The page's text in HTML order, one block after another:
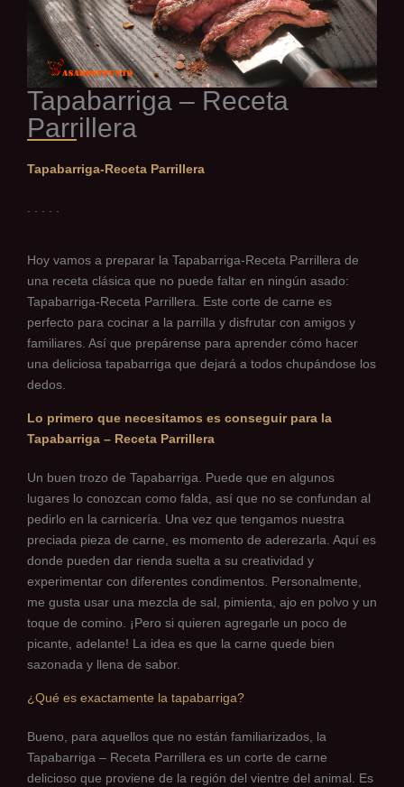
Tapabarriga – Receta
Parrillera
Tapabarriga-Receta Parrillera
. . . . .
Hoy vamos a preparar la Tapabarriga-Receta Parrillera de
una receta clásica que no puede faltar en ningún asado:
Tapabarriga-Receta Parrillera. Este corte de carne es
perfecto para cocinar a la parrilla y disfrutar con amigos y
familiares. Así que prepárense para aprender cómo hacer
una deliciosa tapabarriga que dejará a todos chupándose los
dedos.
Lo primero que necesitamos es conseguir para la
Tapabarriga – Receta Parrillera
Un buen trozo de Tapabarriga. Puede que en algunos
lugares lo conozcan como falda, así que no se confundan al
pedirlo en la carnicería. Una vez que tengamos nuestra
preciada pieza de carne, es momento de aderezarla. Aquí es
donde pueden dar rienda suelta a su creatividad y
experimentar con diferentes condimentos. Personalmente,
me gusta usar una mezcla de sal, pimienta, ajo en polvo y un
toque de comino. ¡Pero si quieren agregarle un poco de
picante, adelante! La idea es que la carne quede bien
sazonada y llena de sabor.
¿Qué es exactamente la tapabarriga?
Bueno, para aquellos que no están familiarizados, la
Tapabarriga – Receta Parrillera es un corte de carne
delicioso que proviene de la región del vientre del animal. Es